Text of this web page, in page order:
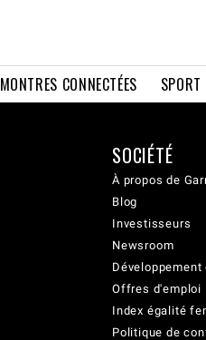
MONTRES CONNECTÉES SPORT
SOCIÉTÉ
À propos de
Blog
Investisseurs
Newsroom
Offres d'emploi
Index égalité
Politique de